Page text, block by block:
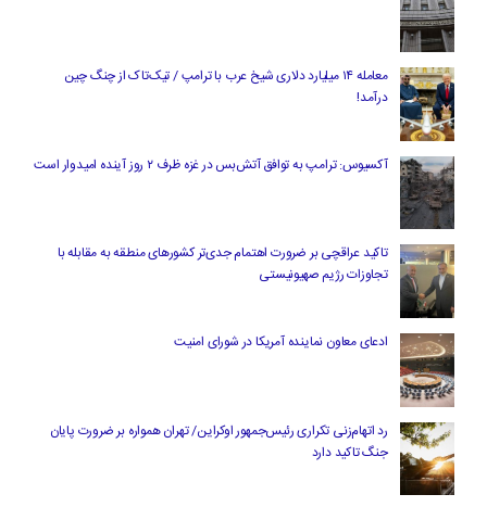
معامله ۱۴ میلیارد دلاری شیخ عرب با ترامپ / تیک‌تاک از چنگ چین
درآمد!
آکسیوس: ترامپ به توافق آتش‌بس در غزه ظرف ۲ روز آینده امیدوار است
تاکید عراقچی بر ضرورت اهتمام جدی‌تر کشورهای منطقه به مقابله با
تجاوزات رژیم صهیونیستی
ادعای معاون نماینده آمریکا در شورای امنیت
رد اتهام‌زنی تکراری رئیس‌جمهور اوکراین/ تهران همواره بر ضرورت پایان
جنگ تاکید دارد